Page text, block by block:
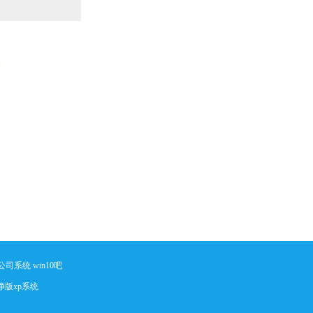
司系统 win10吧
版xp系统